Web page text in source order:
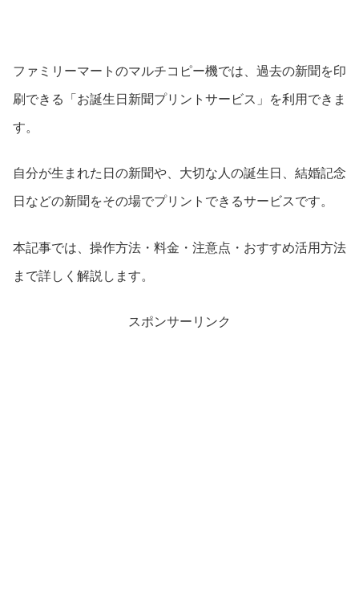
ファミリーマートのマルチコピー機では、過去の新聞を印
刷できる「お誕生日新聞プリントサービス」を利用できま
す。
自分が生まれた日の新聞や、大切な人の誕生日、結婚記念
日などの新聞をその場でプリントできるサービスです。
本記事では、操作方法・料金・注意点・おすすめ活用方法
まで詳しく解説します。
スポンサーリンク